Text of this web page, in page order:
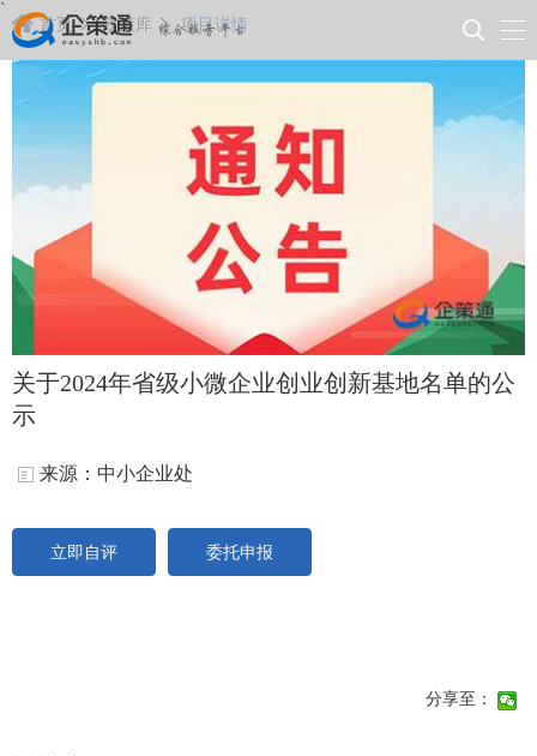
`
首页
政策库 项目详情
关于2024年省级小微企业创业创新基地名单的公
示
来源：中小企业处
立即自评 委托申报
分享至：